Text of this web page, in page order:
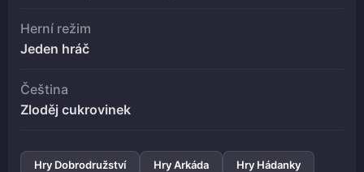
Herní režim
Jeden hráč
Čeština
Zloděj cukrovinek
Hry Dobrodružství Hry Arkáda Hry Hádanky